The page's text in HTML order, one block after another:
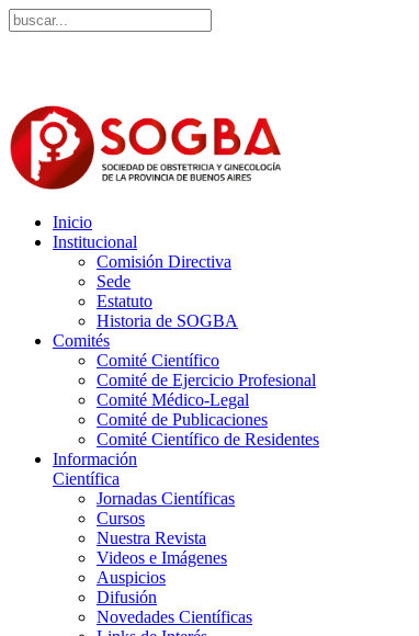
Inicio
Institucional
Comisión Directiva
Sede
Estatuto
Historia de SOGBA
Comités
Comité Científico
Comité de Ejercicio Profesional
Comité Médico-Legal
Comité de Publicaciones
Comité Científico de Residentes
Información
Científica
Jornadas Científicas
Cursos
Nuestra Revista
Videos e Imágenes
Auspicios
Difusión
Novedades Científicas